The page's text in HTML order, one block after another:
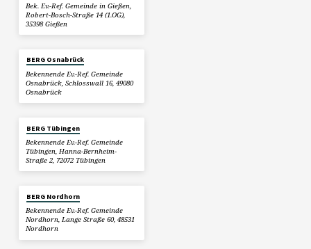
Bek. Ev.-Ref. Gemeinde in Gießen,
Robert-Bosch-Straße 14 (1.OG),
35398 Gießen
BERG Osnabrück
Bekennende Ev.-Ref. Gemeinde
Osnabrück, Schlosswall 16, 49080
Osnabrück
BERG Tübingen
Bekennende Ev.-Ref. Gemeinde
Tübingen, Hanna-Bernheim-
Straße 2, 72072 Tübingen
BERG Nordhorn
Bekennende Ev.-Ref. Gemeinde
Nordhorn, Lange Straße 60, 48531
Nordhorn